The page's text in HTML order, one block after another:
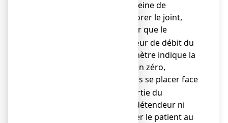
sous peine de
détériorer le joint,
s'assurer que le
sélecteur de débit du
débitmètre indique la
position zéro,
ne jamais se placer face
à la sortie du
manodétendeur ni
exposer le patient au